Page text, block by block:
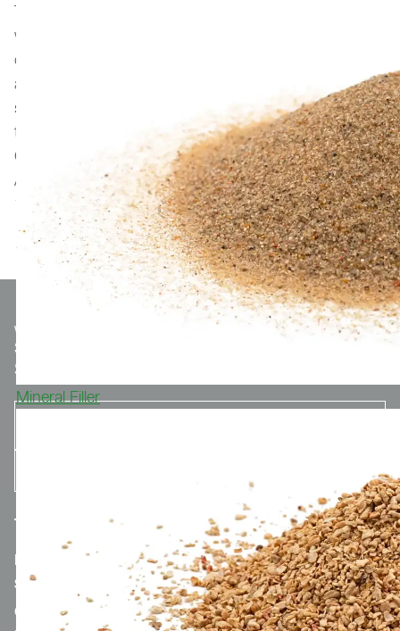
Mineral Filler
The turf, made 80% from sugarcane and produced
with green electricity, Poligras Paris GT zero has been
certified as climate-neutral by the Berlin DAkkS-
accredited consulting company GUTcert. A single turf
saves 73 tons of CO₂ compared to a conventional
turf. Based on the 'Greenhouse Gas Equivalencies
Calculator' of the US Environmental Protection
Agency, this corresponds to the annual emissions of
17.4 cars.
We make
Sport.
Optionaler Teaser-Text.
SUBSCRIBE TO THE NEWSLETTER
MERCH.POLYTAN.DE
SPORTGROUP-HOLDING
CONTACT